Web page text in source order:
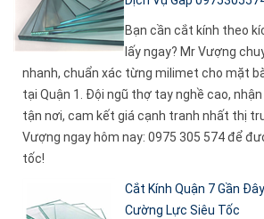
Bạn cần cắt kính theo
lấy ngay? Mr Vượng
nhanh, chuẩn xác từng milimet cho mặt
tại Quận 1. Đội ngũ thợ tay nghề cao,
tận nơi, cam kết giá cạnh tranh nhất thị
Vượng ngay hôm nay: 0975 305 574 để
tốc!
Cắt Kính Quận 7 Gần
Cường Lực Siêu Tốc